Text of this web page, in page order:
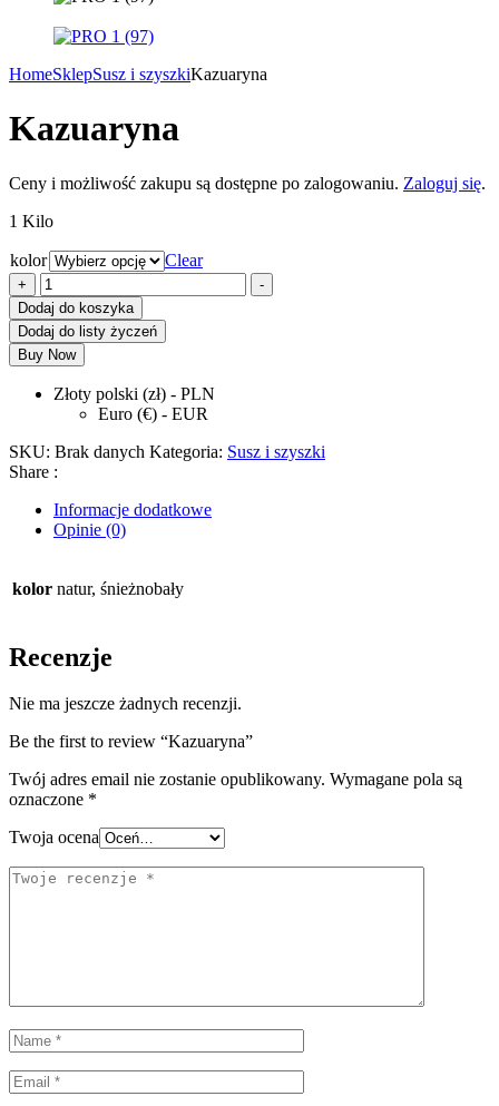
HomeSklepSusz i szyszkiKazuaryna
Kazuaryna
Ceny i możliwość zakupu są dostępne po zalogowaniu. Zaloguj się.
1 Kilo
kolor Clear
+
ilość
Kazuaryna
-
Dodaj do koszyka
Dodaj do listy życzeń
Buy Now
Złoty polski (zł) - PLN
Euro (€) - EUR
SKU: Brak danych Kategoria: Susz i szyszki
Share :
Informacje dodatkowe
Opinie (0)
kolor natur, śnieżnobały
Recenzje
Nie ma jeszcze żadnych recenzji.
Be the first to review “Kazuaryna”
Twój adres email nie zostanie opublikowany. Wymagane pola są
oznaczone *
Twoja ocena